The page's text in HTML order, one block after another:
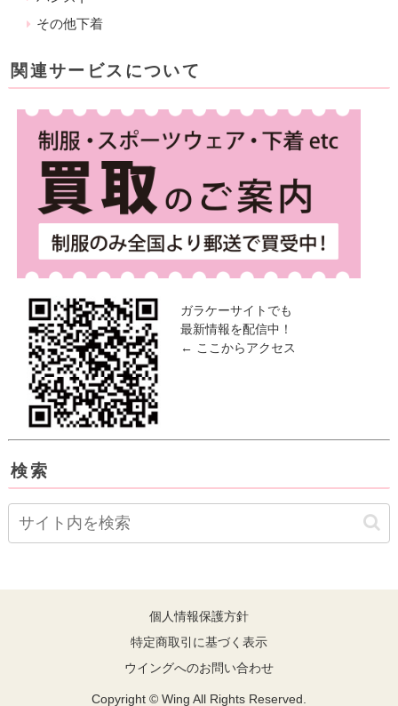
その他下着
関連サービスについて
ガラケーサイトでも
最新情報を配信中！
← ここからアクセス
検索
個人情報保護方針
特定商取引に基づく表示
ウイングへのお問い合わせ
Copyright © Wing All Rights Reserved.